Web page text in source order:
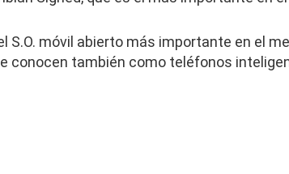
S.O. móvil abierto más importante en el
conocen también como teléfonos